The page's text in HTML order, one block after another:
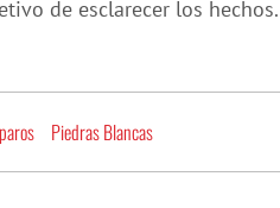
de esclarecer los hechos.
Piedras Blancas